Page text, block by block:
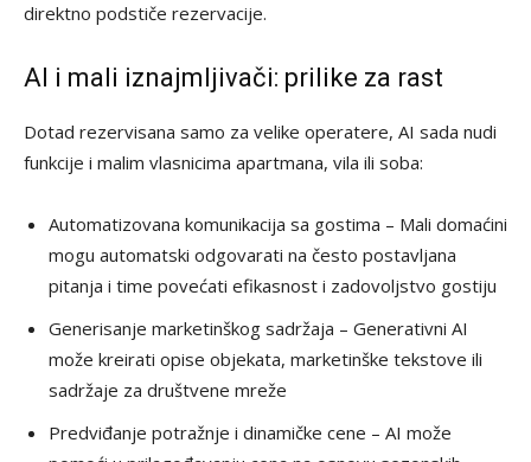
direktno podstiče rezervacije.
AI i mali iznajmljivači: prilike za rast
Dotad rezervisana samo za velike operatere, AI sada nudi
funkcije i malim vlasnicima apartmana, vila ili soba:
Automatizovana komunikacija sa gostima – Mali domaćini
mogu automatski odgovarati na često postavljana
pitanja i time povećati efikasnost i zadovoljstvo gostiju
Generisanje marketinškog sadržaja – Generativni AI
može kreirati opise objekata, marketinške tekstove ili
sadržaje za društvene mreže
Predviđanje potražnje i dinamičke cene – AI može